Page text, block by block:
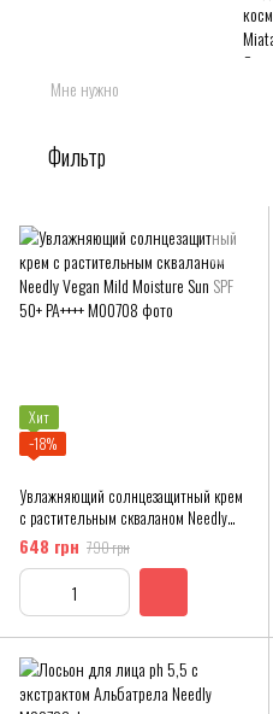
Мне нужно
Фильтр
Хит
−18%
Увлажняющий солнцезащитный крем
с растительным скваланом Needly
Vegan Mild Moisture Sun SPF 50+
PA++++
648 грн 790 грн